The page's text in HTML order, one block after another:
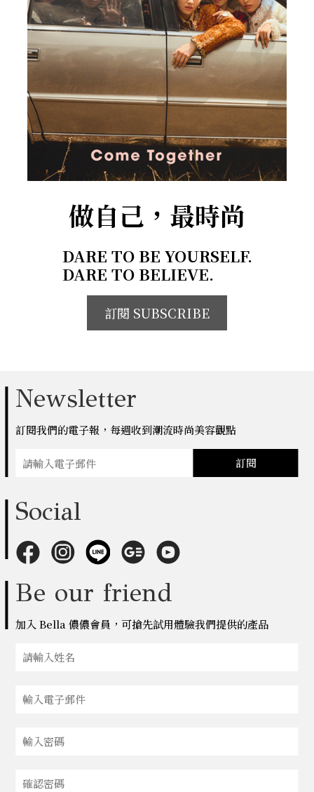
做自己，最時尚
DARE TO BE YOURSELF.
DARE TO BELIEVE.
訂閱 SUBSCRIBE
Newsletter
訂閱我們的電子報，每週收到潮流時尚美容觀點
訂閱
Social
Be our friend
加入 Bella 儂儂會員，可搶先試用體驗我們提供的產品